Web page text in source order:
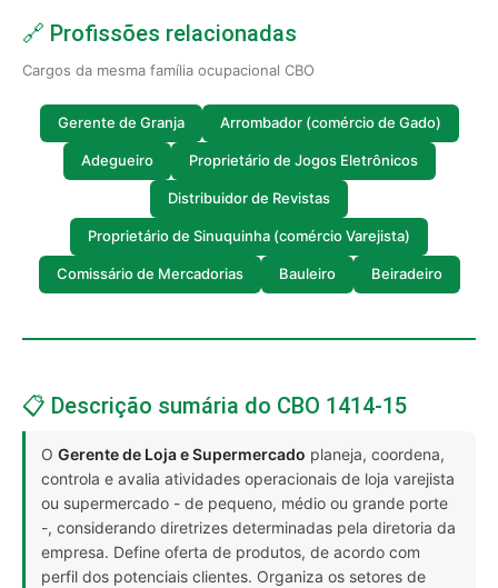
🔗 Profissões relacionadas
Cargos da mesma família ocupacional CBO
Gerente de Granja Arrombador (comércio de Gado)
Adegueiro Proprietário de Jogos Eletrônicos
Distribuidor de Revistas
Proprietário de Sinuquinha (comércio Varejista)
Comissário de Mercadorias Bauleiro Beiradeiro
📋 Descrição sumária do CBO 1414-15
O Gerente de Loja e Supermercado planeja, coordena,
controla e avalia atividades operacionais de loja varejista
ou supermercado - de pequeno, médio ou grande porte
-, considerando diretrizes determinadas pela diretoria da
empresa. Define oferta de produtos, de acordo com
perfil dos potenciais clientes. Organiza os setores de